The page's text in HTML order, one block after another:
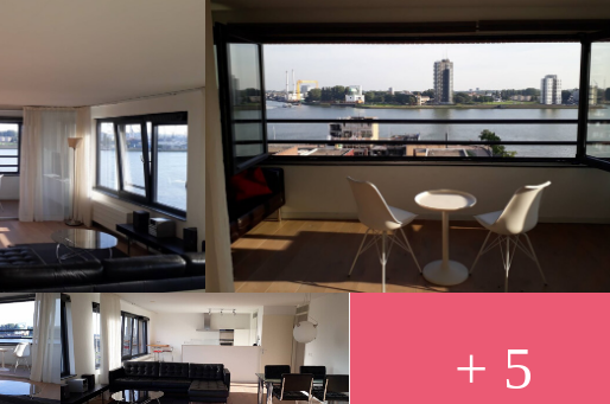
zijn informatief en mogen alleen als uitnodiging worden beschouwd om een
meubels, afbeeldingen en eventueel afmetingen zijn globaal en indicatief. Er
+ 5